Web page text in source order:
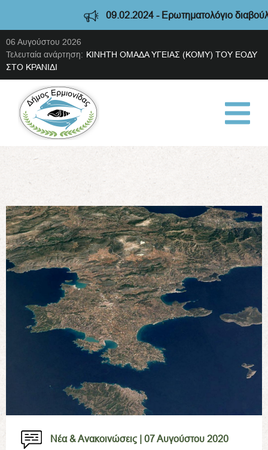
09.02.2024 - Ερωτηματολόγιο
06 Αυγούστου 2026
Τελευταία ανάρτηση: ΚΙΝΗΤΗ ΟΜΑΔΑ ΥΓΕΙΑΣ (ΚΟΜΥ) ΤΟΥ ΕΟΔΥ
ΣΤΟ ΚΡΑΝΙΔΙ
Νέα & Ανακοινώσεις | 07 Αυγούστου 2020